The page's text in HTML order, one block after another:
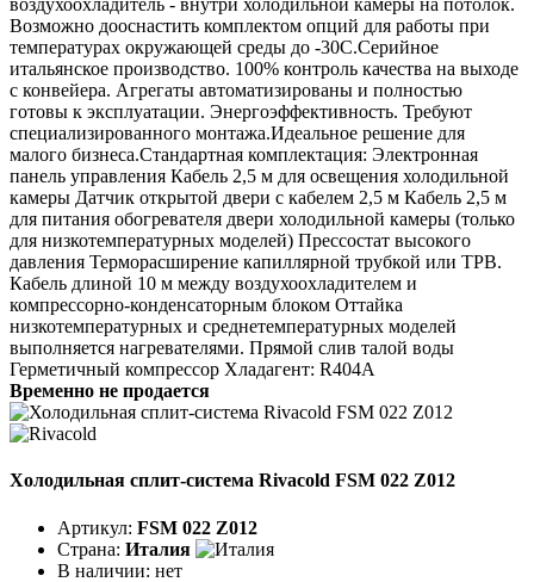
воздухоохладитель - внутри холодильной камеры на потолок.
Возможно дооснастить комплектом опций для работы при
температурах окружающей среды до -30С.Серийное
итальянское производство. 100% контроль качества на выходе
с конвейера. Агрегаты автоматизированы и полностью
готовы к эксплуатации. Энергоэффективность. Требуют
специализированного монтажа.Идеальное решение для
малого бизнеса.Стандартная комплектация: Электронная
панель управления Кабель 2,5 м для освещения холодильной
камеры Датчик открытой двери с кабелем 2,5 м Кабель 2,5 м
для питания обогревателя двери холодильной камеры (только
для низкотемпературных моделей) Прессостат высокого
давления Терморасширение капиллярной трубкой или ТРВ.
Кабель длиной 10 м между воздухоохладителем и
компрессорно-конденсаторным блоком Оттайка
низкотемпературных и среднетемпературных моделей
выполняется нагревателями. Прямой слив талой воды
Герметичный компрессор Хладагент: R404A
Временно не продается
Холодильная сплит-система Rivacold FSM 022 Z012
Артикул: FSM 022 Z012
Страна: Италия
В наличии: нет